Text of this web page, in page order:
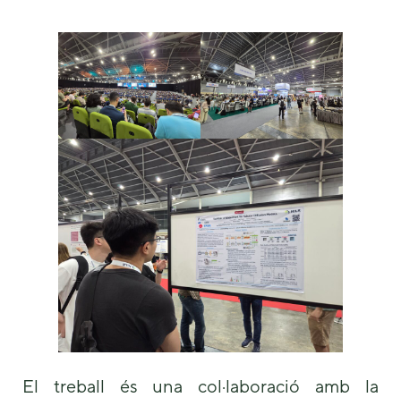
El treball és una col·laboració amb la
our website
to perform
as well as
possible
during your
visit. If you
refuse these
cookies,
some
functionality
will
disappear
from the
website.
Marketing
By sharing
interests and
behavior as